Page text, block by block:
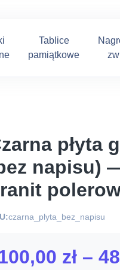
Tablice
pamiątkowe
płyta
napisu)
czarna_plyta_bez_napisu
zł –